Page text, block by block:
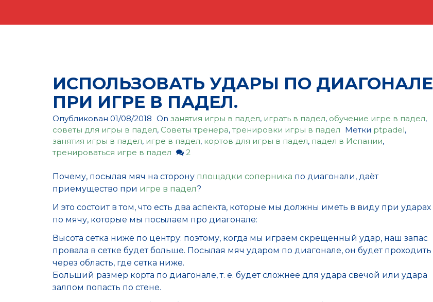
ИСПОЛЬЗОВАТЬ УДАРЫ ПО ДИАГОНАЛЕ
ПРИ ИГРЕ В ПАДЕЛ.
Опубликован 01/08/2018 On занятия игры в падел, играть в падел, обучение игре в падел,
советы для игры в падел, Советы тренера, тренировки игры в падел Метки ptpadel,
занятия игры в падел, игре в падел, кортов для игры в падел, падел в Испании,
тренироваться игре в падел
2
Почему, посылая мяч на сторону площадки соперника по диагонали, даёт
приемущество при игре в падел?
И это состоит в том, что есть два аспекта, которые мы должны иметь в виду при ударах
по мячу, которые мы посылаем про диагонале:
Высота сетка ниже по центру: поэтому, когда мы играем скрещенный удар, наш запас
провала в сетке будет больше. Посылая мяч ударом по диагонале, он будет проходить
через область, где сетка ниже.
Больший размер корта по диагонале, т. е. будет сложнее для удара свечой или удара
залпом попасть по стене.